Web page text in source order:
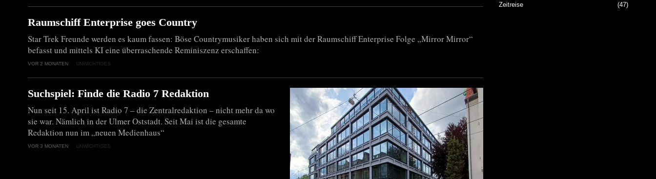
Raumschiff Enterprise goes Country
Star Trek Freunde werden es kaum fassen: Böse Countrymusiker haben sich mit der Raumschiff Enterprise Folge „Mirror Mirror“
befasst und mittels KI eine überraschende Reminiszenz erschaffen:
VOR 2 MONATEN UNWICHTIGES
Suchspiel: Finde die Radio 7 Redaktion
Nun seit 15. April ist Radio 7 – die Zentralredaktion – nicht mehr da wo
sie war. Nämlich in der Ulmer Oststadt. Seit Mai ist die gesamte
Redaktion nun im „neuen Medienhaus“
VOR 3 MONATEN UNWICHTIGES
Zeitreise 47